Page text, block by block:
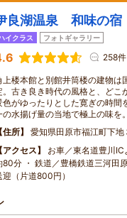
良湖温泉 和味の
イクラス フォトギャラリー
258件
上楼本館と別館井筒楼の建物は
。古き良き時代の風格と、どこ
色がゆったりとした寛ぎの時間
の水揚げ量の当地で極上の味を
住所
愛知県田原市福江町下地
アクセス
お車／東名道豊川
80分 ・ 鉄道／豊橋鉄道三河田
迎（片道800円）